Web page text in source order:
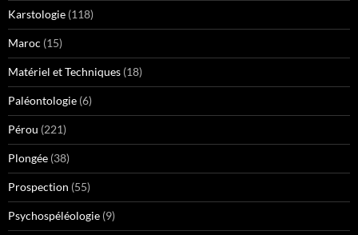
Karstologie (118)
Maroc (15)
Matériel et Techniques (18)
Paléontologie (6)
Pérou (221)
Plongée (38)
Prospection (55)
Psychospéléologie (9)